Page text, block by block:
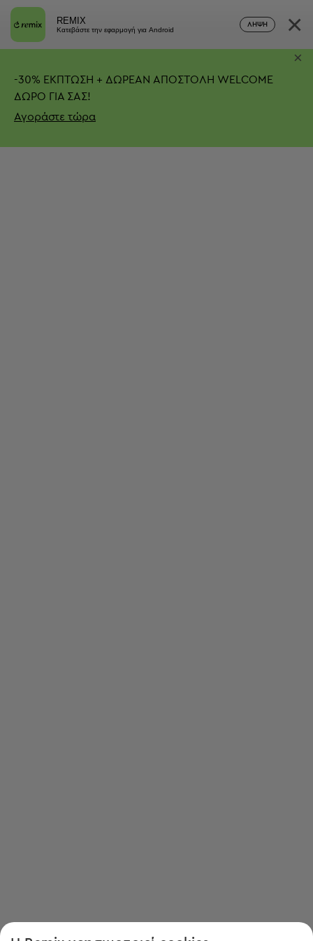
REMIX
Κατεβάστε την εφαρμογή για Android
ΛΉΨΗ ×
-30% ΕΚΠΤΩΣΗ + ΔΩΡΕΑΝ ΑΠΟΣΤΟΛΗ WELCOME
ΔΩΡΟ ΓΙΑ ΣΑΣ!
Αγοράστε τώρα
×